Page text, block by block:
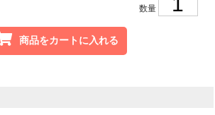
数量
商品をカートに入れる